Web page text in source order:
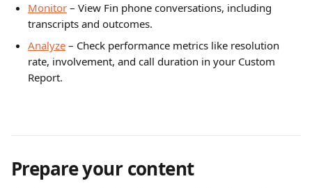
Monitor – View Fin phone conversations, including
transcripts and outcomes.
Analyze – Check performance metrics like resolution
rate, involvement, and call duration in your Custom
Report.
Prepare your content